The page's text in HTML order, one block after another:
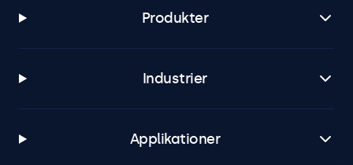
Produkter
Industrier
Applikationer